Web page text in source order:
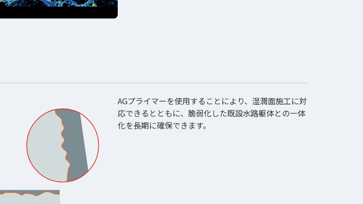
AGプライマーを使用することにより、湿潤面施工に対
応できるとともに、脆弱化した既設水路躯体との一体
化を長期に確保できます。